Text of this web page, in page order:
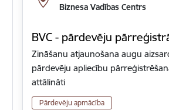
Biznesa Vadības Centrs
BVC - pārdevēju
Zināšanu atjaunošana augu
pārdevēju apliecību
attālināti
Pārdevēju apmācība